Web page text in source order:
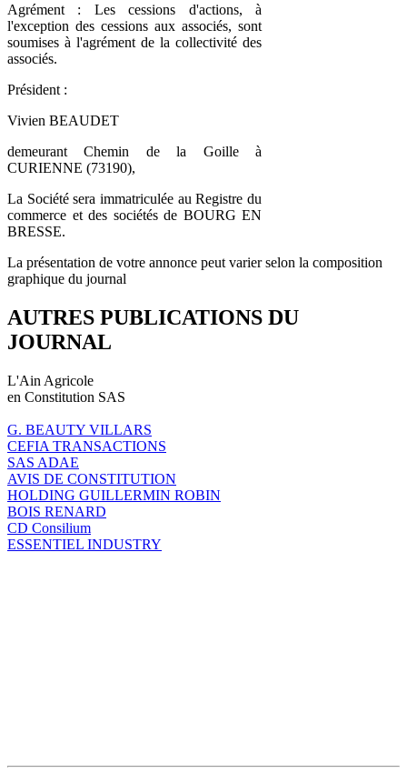
Agrément : Les cessions d'actions, à
l'exception des cessions aux associés, sont
soumises à l'agrément de la collectivité des
associés.
Président :
Vivien BEAUDET
demeurant Chemin de la Goille à
CURIENNE (73190),
La Société sera immatriculée au Registre du
commerce et des sociétés de BOURG EN
BRESSE.
La présentation de votre annonce peut varier selon la composition
graphique du journal
AUTRES PUBLICATIONS DU
JOURNAL
L'Ain Agricole
en Constitution SAS
G. BEAUTY VILLARS
CEFIA TRANSACTIONS
SAS ADAE
AVIS DE CONSTITUTION
HOLDING GUILLERMIN ROBIN
BOIS RENARD
CD Consilium
ESSENTIEL INDUSTRY